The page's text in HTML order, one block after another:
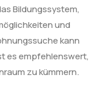
Bildungssystem,
und
kann
es empfehlenswert,
zu kümmern.